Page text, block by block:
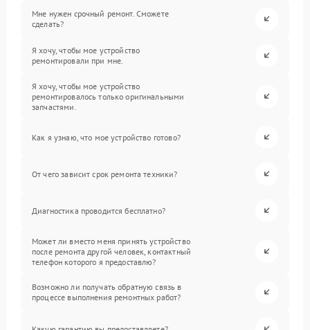
Мне нужен срочный ремонт. Сможете
сделать?
Я хочу, чтобы мое устройство
ремонтировали при мне.
Я хочу, чтобы мое устройство
ремонтировалось только оригинальными
запчастями.
Как я узнаю, что мое устройство готово?
От чего зависит срок ремонта техники?
Диагностика проводится бесплатно?
Может ли вместо меня принять устройство
после ремонта другой человек, контактный
телефон которого я предоставлю?
Возможно ли получать обратную связь в
процессе выполнения ремонтных работ?